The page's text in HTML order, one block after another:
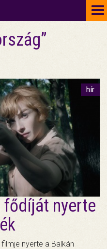
hír
nyerte
nyerte a Balkán